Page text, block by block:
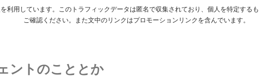
利用しています。このトラフィックデータは匿名で収集されており、個人を特定する
ご確認ください。また文中のリンクはプロモーションリンクを含んでいます。
ントのこととか